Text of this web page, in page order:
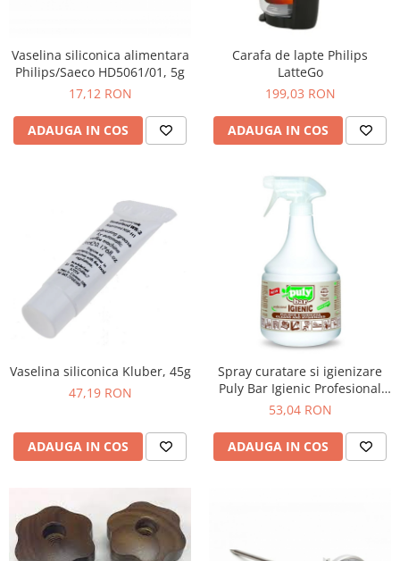
Vaselina siliconica alimentara
Philips/Saeco HD5061/01, 5g
17,12 RON
ADAUGA IN COS
Carafa de lapte Philips
LatteGo
199,03 RON
ADAUGA IN COS
Vaselina siliconica Kluber, 45g
47,19 RON
ADAUGA IN COS
Spray curatare si igienizare
Puly Bar Igienic Profesional
Eco, 1L
53,04 RON
ADAUGA IN COS